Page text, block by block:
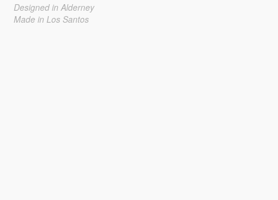
Designed in Alderney
Made in Los Santos